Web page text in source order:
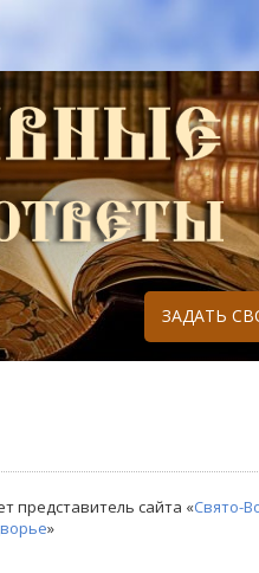
ЗАДАТЬ
представитель сайта «Свято-
»